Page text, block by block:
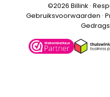
©️2026 Billink ·
Gebruiksvoorwaarden ·